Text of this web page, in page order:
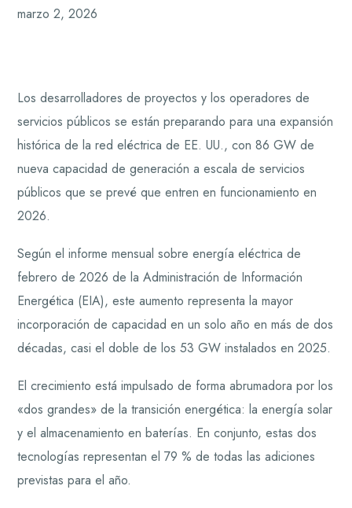
marzo 2, 2026
Los desarrolladores de proyectos y los operadores de
servicios públicos se están preparando para una expansión
histórica de la red eléctrica de EE. UU., con 86 GW de
nueva capacidad de generación a escala de servicios
públicos que se prevé que entren en funcionamiento en
2026.
Según el informe mensual sobre energía eléctrica de
febrero de 2026 de la Administración de Información
Energética (EIA), este aumento representa la mayor
incorporación de capacidad en un solo año en más de dos
décadas, casi el doble de los 53 GW instalados en 2025.
El crecimiento está impulsado de forma abrumadora por los
«dos grandes» de la transición energética: la energía solar
y el almacenamiento en baterías. En conjunto, estas dos
tecnologías representan el 79 % de todas las adiciones
previstas para el año.